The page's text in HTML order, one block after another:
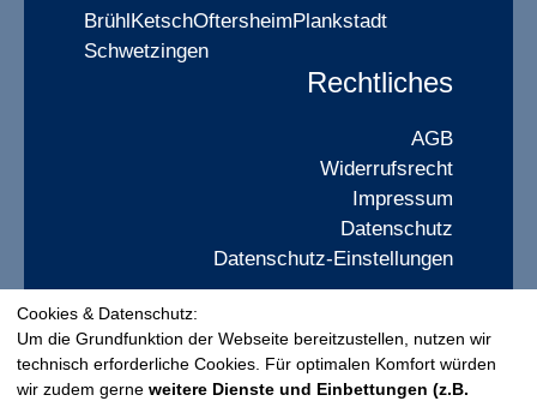
BrühlKetschOftersheimPlankstadt
Schwetzingen
Rechtliches
AGB
Widerrufsrecht
Impressum
Datenschutz
Datenschutz-Einstellungen
Cookies & Datenschutz:
Um die Grundfunktion der Webseite bereitzustellen, nutzen wir
technisch erforderliche Cookies. Für optimalen Komfort würden
wir zudem gerne weitere Dienste und Einbettungen (z.B.